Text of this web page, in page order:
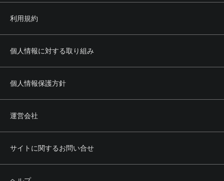
利用規約
個人情報に対する取り組み
個人情報保護方針
運営会社
サイトに関するお問い合せ